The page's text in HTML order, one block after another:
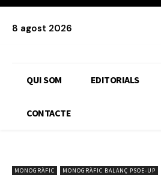
8 agost 2026
QUI SOM EDITORIALS
CONTACTE
MONOGRÀFIC MONOGRÀFIC BALANÇ PSOE-UP